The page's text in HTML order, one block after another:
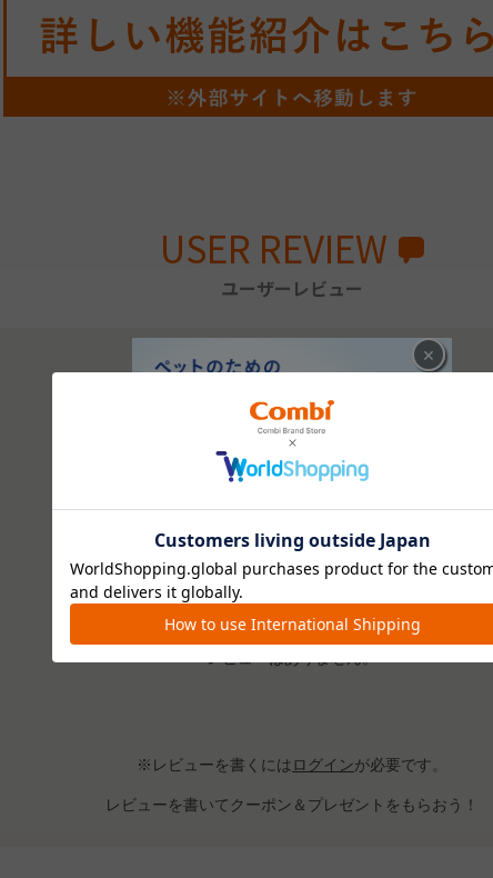
USER REVIEW
ユーザーレビュー
レビュー件数：
※レビューを書くには ログインが必要です。
レビューを書いてクーポン＆プレゼントをもらおう！
×